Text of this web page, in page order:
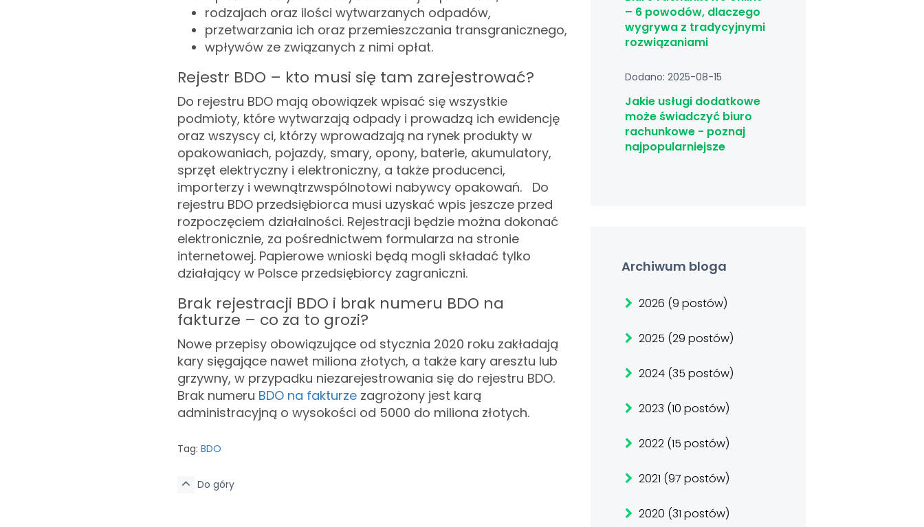
rodzajach oraz ilości wytwarzanych odpadów,
przetwarzania ich oraz przemieszczania transgranicznego,
wpływów ze związanych z nimi opłat.
Rejestr BDO – kto musi się tam zarejestrować?
Do rejestru BDO mają obowiązek wpisać się wszystkie
podmioty, które wytwarzają odpady i prowadzą ich ewidencję
oraz wszyscy ci, którzy wprowadzają na rynek produkty w
opakowaniach, pojazdy, smary, opony, baterie, akumulatory,
sprzęt elektryczny i elektroniczny, a także producenci,
importerzy i wewnątrzwspólnotowi nabywcy opakowań.
Do
rejestru BDO przedsiębiorca musi uzyskać wpis jeszcze przed
rozpoczęciem działalności. Rejestracji będzie można dokonać
elektronicznie, za pośrednictwem formularza na stronie
internetowej. Papierowe wnioski będą mogli składać tylko
działający w Polsce przedsiębiorcy zagraniczni.
Brak rejestracji BDO i brak numeru BDO na
fakturze – co za to grozi?
Nowe przepisy obowiązujące od stycznia 2020 roku zakładają
kary sięgające nawet miliona złotych, a także kary aresztu lub
grzywny, w przypadku niezarejestrowania się do rejestru BDO.
Brak numeru BDO na fakturzezagrożony jest karą
administracyjną o wysokości od 5000 do miliona złotych.
Tag: BDO
Do góry
– 6 powodów, dlaczego
wygrywa z tradycyjnymi
rozwiązaniami
Dodano: 2025-08-15
Jakie usługi dodatkowe
może świadczyć biuro
rachunkowe - poznaj
najpopularniejsze
Archiwum bloga
2026 (9 postów)
2025 (29 postów)
2024 (35 postów)
2023 (10 postów)
2022 (15 postów)
2021 (97 postów)
2020 (31 postów)